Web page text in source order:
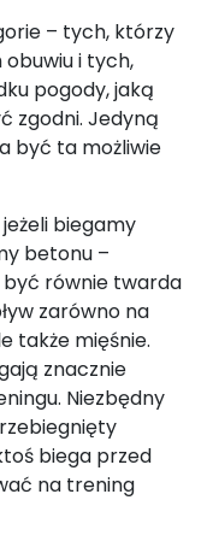
– tych, którzy
i tych,
pogody, jaką
zgodni. Jedyną
być ta możliwie
biegamy
betonu –
równie twarda
zarówno na
także mięśnie.
znacznie
Niezbędny
biega przed
na trening